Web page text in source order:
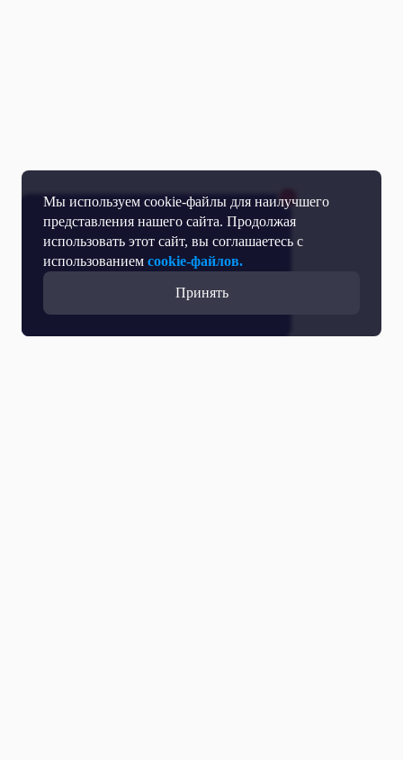
Мы используем cookie-файлы для наилучшего
представления нашего сайта. Продолжая
использовать этот сайт, вы соглашаетесь с
использованием cookie-файлов.
Принять